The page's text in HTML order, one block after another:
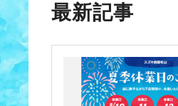
最新記事